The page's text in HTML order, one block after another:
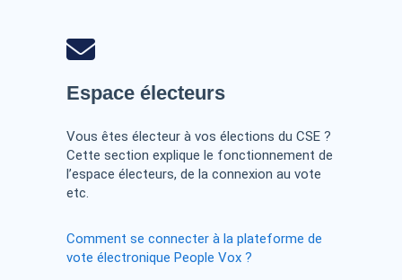
Espace électeurs
Vous êtes électeur à vos élections du CSE ?
Cette section explique le fonctionnement de
l’espace électeurs, de la connexion au vote
etc.
Comment se connecter à la plateforme de
vote électronique People Vox ?